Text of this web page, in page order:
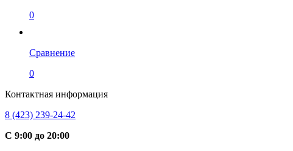
0
Сравнение
0
Контактная информация
8 (423) 239-24-42
С 9:00 до 20:00